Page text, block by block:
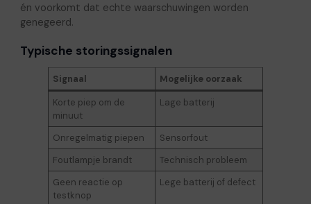
én voorkomt dat echte waarschuwingen worden
genegeerd.
Typische storingssignalen
Signaal
Mogelijke oorzaak
Korte piep om de
minuut
Lage batterij
Onregelmatig piepen
Sensorfout
Foutlampje brandt
Technisch probleem
Geen reactie op
testknop
Lege batterij of defect